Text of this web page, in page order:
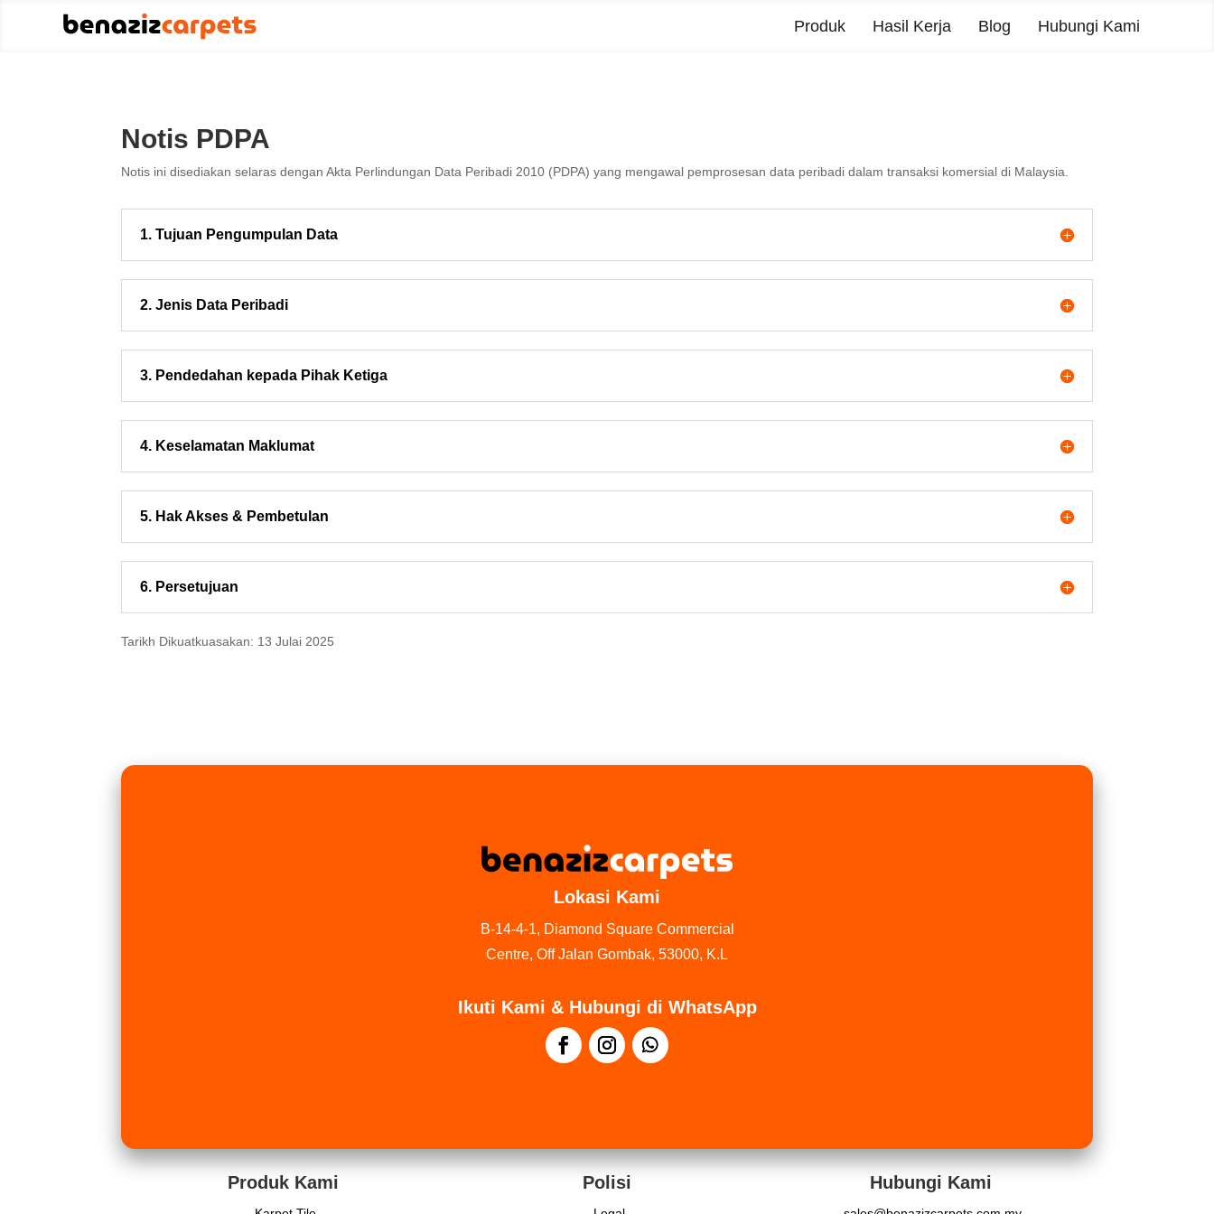
Produk Hasil Kerja Blog Hubungi Kami
Notis PDPA
Notis ini disediakan selaras dengan Akta Perlindungan Data Peribadi 2010 (PDPA) yang mengawal pemprosesan data peribadi dalam transaksi komersial di Malaysia.
1. Tujuan Pengumpulan Data
2. Jenis Data Peribadi
3. Pendedahan kepada Pihak Ketiga
4. Keselamatan Maklumat
5. Hak Akses & Pembetulan
6. Persetujuan
Tarikh Dikuatkuasakan: 13 Julai 2025
Lokasi Kami
B-14-4-1, Diamond Square Commercial
Centre, Off Jalan Gombak, 53000, K.L
Ikuti Kami & Hubungi di WhatsApp
Produk Kami Polisi Hubungi Kami